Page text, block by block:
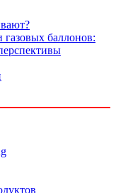
баллонов: